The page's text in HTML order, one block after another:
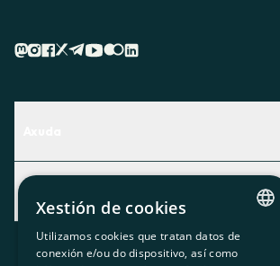
Descubre qué servicio te encaja mejor
Contacto
Actualidad
O recuncho da socia
CATALAN
Xestión de cookies
Utilizamos cookies que tratan datos de
conexión e/ou do dispositivo, así como